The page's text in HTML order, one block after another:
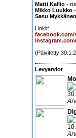
Matti Kallio -
Mikko Luukko
Sasu Mykkänen
Linkit:
facebook.com/
(Päivitetty
Levyarviot